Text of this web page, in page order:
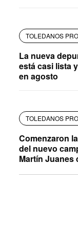
TOLEDANOS
La nueva
está casi lista
en agosto
TOLEDANOS
Comenzaron
del nuevo
Martín Juanes